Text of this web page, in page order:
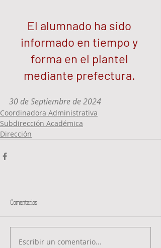
El alumnado ha sido
informado en tiempo y
forma en el plantel
mediante prefectura.
30 de Septiembre de 2024
Coordinadora Administrativa
Subdirección Académica
Dirección
Comentarios
Escribir un comentario...